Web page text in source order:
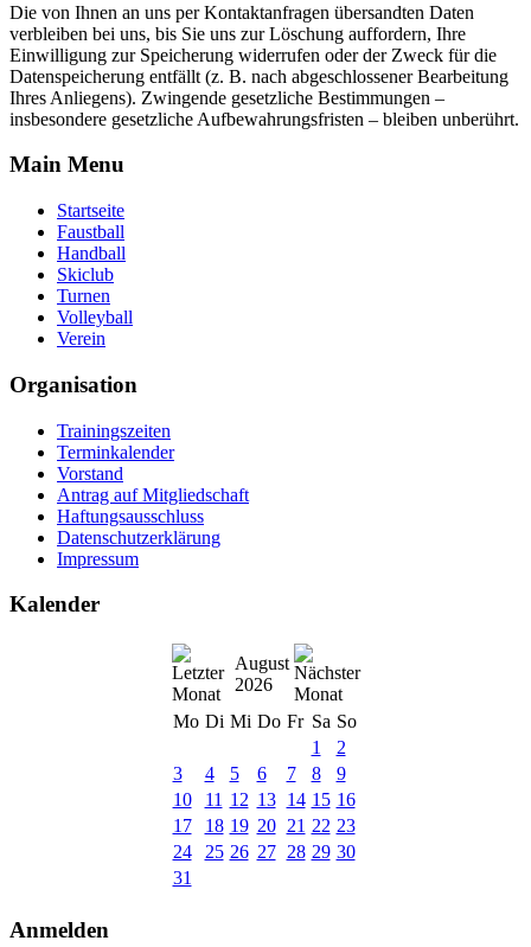
Die von Ihnen an uns per Kontaktanfragen übersandten Daten
verbleiben bei uns, bis Sie uns zur Löschung auffordern, Ihre
Einwilligung zur Speicherung widerrufen oder der Zweck für die
Datenspeicherung entfällt (z. B. nach abgeschlossener Bearbeitung
Ihres Anliegens). Zwingende gesetzliche Bestimmungen –
insbesondere gesetzliche Aufbewahrungsfristen – bleiben unberührt.
Main Menu
Startseite
Faustball
Handball
Skiclub
Turnen
Volleyball
Verein
Organisation
Trainingszeiten
Terminkalender
Vorstand
Antrag auf Mitgliedschaft
Haftungsausschluss
Datenschutzerklärung
Impressum
Kalender
August
2026
Mo Di Mi Do Fr Sa So
1
2
3
4 5 6 7 8
9
10
11 12 13 14 15 16
17
18 19 20 21 22 23
24
25 26 27 28 29 30
31
Anmelden